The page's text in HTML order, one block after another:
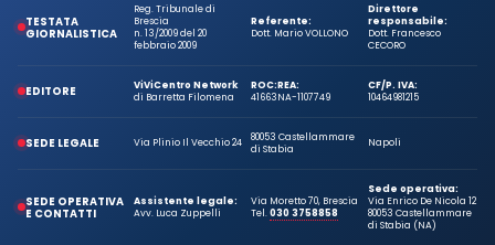
TESTATA
GIORNALISTICA
Reg. Tribunale di
Brescia
n. 13/2009 del 20
febbraio 2009
Referente:
Dott. Mario VOLLONO
Direttore
responsabile:
Dott. Francesco
CECORO
EDITORE
ViViCentro Network
di Barretta Filomena
ROC:
41663
REA:
NA-1107749
CF/P. IVA:
10464981215
SEDE LEGALE Via Plinio Il Vecchio 24
80053 Castellammare
di Stabia
Napoli
SEDE OPERATIVA
E CONTATTI
Assistente legale:
Avv. Luca Zuppelli
Via Moretto 70, Brescia
Tel.030 3758858
Sede operativa:
Via Enrico De Nicola 12
80053 Castellammare
di Stabia (NA)